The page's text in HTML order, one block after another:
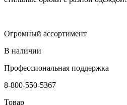
Огромный ассортимент
В наличии
Профессиональная поддержка
8-800-550-5367
Товар